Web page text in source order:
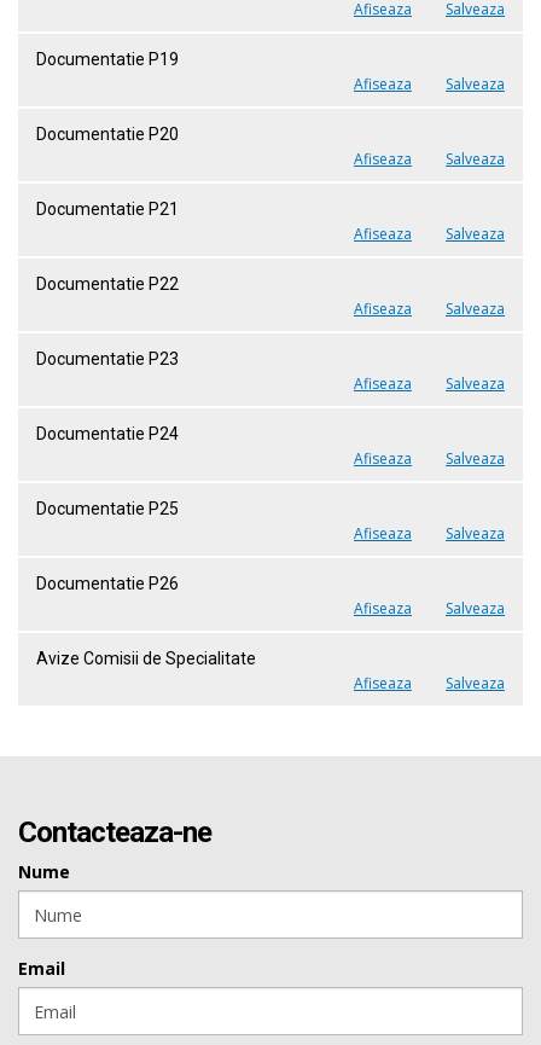
Afiseaza Salveaza
Documentatie P19
Afiseaza Salveaza
Documentatie P20
Afiseaza Salveaza
Documentatie P21
Afiseaza Salveaza
Documentatie P22
Afiseaza Salveaza
Documentatie P23
Afiseaza Salveaza
Documentatie P24
Afiseaza Salveaza
Documentatie P25
Afiseaza Salveaza
Documentatie P26
Afiseaza Salveaza
Avize Comisii de Specialitate
Afiseaza Salveaza
Contacteaza-ne
Nume
Email